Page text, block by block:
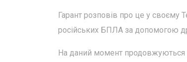
Гарант розповів про це у своєму
російських БПЛА за допомогою
На даний момент продовжуються